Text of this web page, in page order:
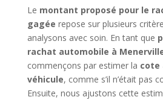
Le montant proposé pour le
gagée repose sur plusieurs
analysons avec soin. En tant que
rachat automobile à
commençons par estimer la cote
véhicule, comme s’il n’était pas
Ensuite, nous ajustons cette